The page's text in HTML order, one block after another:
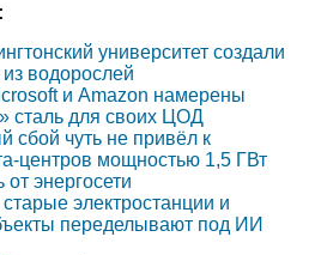
университет создали
водорослей
и Amazon намерены
сталь для своих ЦОД
сбой чуть не привёл к
центров мощностью 1,5 ГВт
энергосети
электростанции и
переделывают под ИИ